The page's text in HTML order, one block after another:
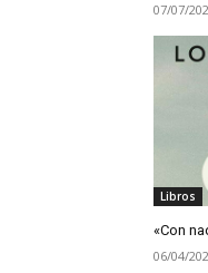
07/07/
Libros
«Con
06/04/